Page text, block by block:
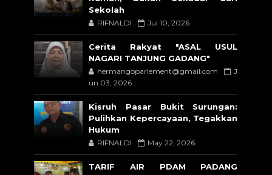
Sekolah
RIFNALDI Jul 10, 2026
Cerita Rakyat "ASAL USUL
NAGARI TANJUNG GADANG"
hermangoparlement@gmail.com
J
un 03, 2026
Kisruh Pasar Bukit Surungan:
Pulihkan Kepercayaan, Tegakkan
Hukum
RIFNALDI May 22, 2026
TARIF AIR PDAM PADANG